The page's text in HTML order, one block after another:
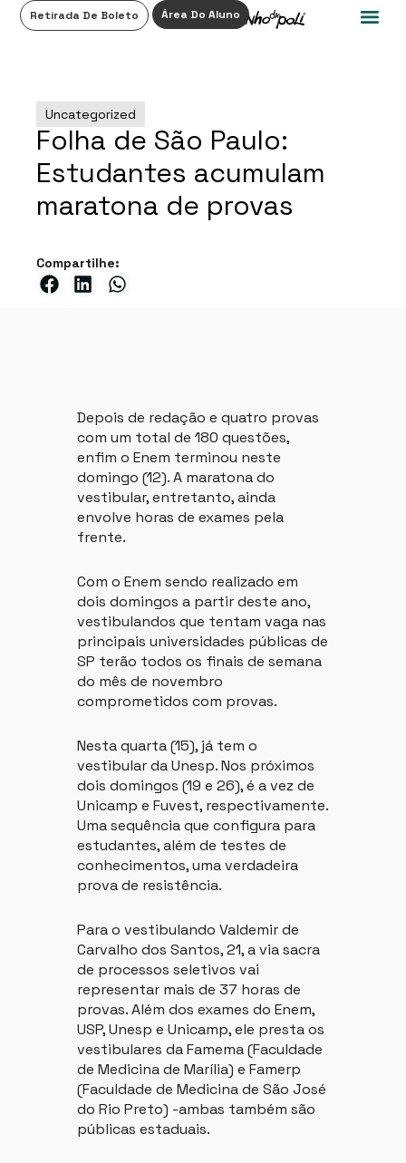
Retirada De Boleto Área Do Aluno
Uncategorized
Folha de São Paulo:
Estudantes acumulam
maratona de provas
Compartilhe:
Depois de redação e quatro provas
com um total de 180 questões,
enfim o Enem terminou neste
domingo (12). A maratona do
vestibular, entretanto, ainda
envolve horas de exames pela
frente.
Com o Enem sendo realizado em
dois domingos a partir deste ano,
vestibulandos que tentam vaga nas
principais universidades públicas de
SP terão todos os finais de semana
do mês de novembro
comprometidos com provas.
Nesta quarta (15), já tem o
vestibular da Unesp. Nos próximos
dois domingos (19 e 26), é a vez de
Unicamp e Fuvest, respectivamente.
Uma sequência que configura para
estudantes, além de testes de
conhecimentos, uma verdadeira
prova de resistência.
Para o vestibulando Valdemir de
Carvalho dos Santos, 21, a via sacra
de processos seletivos vai
representar mais de 37 horas de
provas. Além dos exames do Enem,
USP, Unesp e Unicamp, ele presta os
vestibulares da Famema (Faculdade
de Medicina de Marília) e Famerp
(Faculdade de Medicina de São José
do Rio Preto) -ambas também são
públicas estaduais.